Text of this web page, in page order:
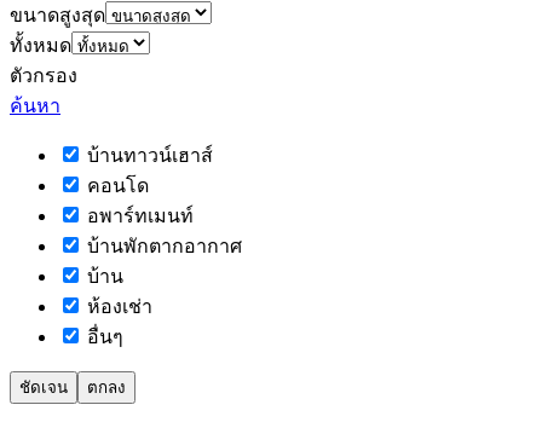
ขนาดสูงสุด
ทั้งหมด
ตัวกรอง
ค้นหา
บ้านทาวน์เฮาส์
คอนโด
อพาร์ทเมนท์
บ้านพักตากอากาศ
บ้าน
ห้องเช่า
อื่นๆ
ชัดเจน ตกลง